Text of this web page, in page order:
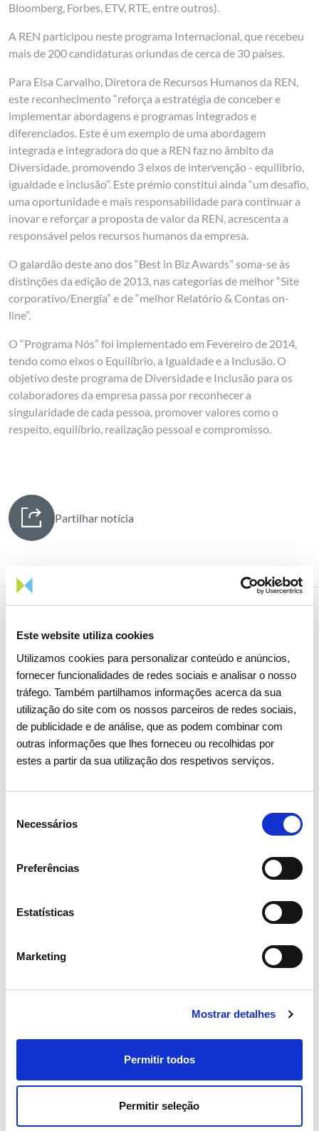
Este website utiliza cookies
Utilizamos cookies para personalizar conteúdo e anúncios,
fornecer funcionalidades de redes sociais e analisar o nosso
tráfego. Também partilhamos informações acerca da sua
utilização do site com os nossos parceiros de redes sociais,
de publicidade e de análise, que as podem combinar com
outras informações que lhes forneceu ou recolhidas por
estes a partir da sua utilização dos respetivos serviços.
Necessários
Preferências
Estatísticas
Marketing
Mostrar detalhes
Permitir todos
Permitir seleção
Bloomberg, Forbes, ETV, RTE, entre outros).
A REN participou neste programa Internacional, que recebeu
mais de 200 candidaturas oriundas de cerca de 30 países.
Para Elsa Carvalho, Diretora de Recursos Humanos da REN,
este reconhecimento “reforça a estratégia de conceber e
implementar abordagens e programas integrados e
diferenciados. Este é um exemplo de uma abordagem
integrada e integradora do que a REN faz no âmbito da
Diversidade, promovendo 3 eixos de intervenção - equilíbrio,
igualdade e inclusão”. Este prémio constitui ainda “um desafio,
uma oportunidade e mais responsabilidade para continuar a
inovar e reforçar a proposta de valor da REN, acrescenta a
responsável pelos recursos humanos da empresa.
O galardão deste ano dos “Best in Biz Awards” soma-se às
distinções da edição de 2013, nas categorias de melhor “Site
corporativo/Energia” e de “melhor Relatório & Contas on-
line”.
O “Programa Nós” foi implementado em Fevereiro de 2014,
tendo como eixos o Equilíbrio, a Igualdade e a Inclusão. O
objetivo deste programa de Diversidade e Inclusão para os
colaboradores da empresa passa por reconhecer a
singularidade de cada pessoa, promover valores como o
respeito, equilíbrio, realização pessoal e compromisso.
Partilhar notícia
Notícias relacionadas
2026 aprova todos os pontos
com larga maioria
Investidores Institucional